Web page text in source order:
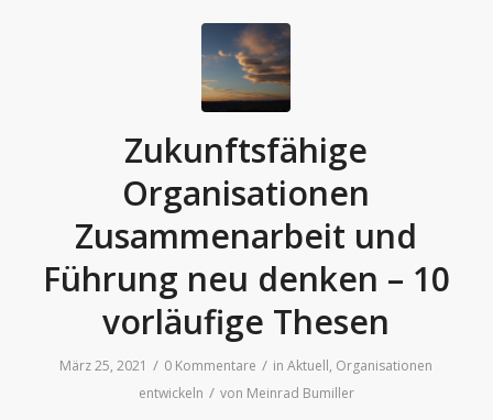
Zukunftsfähige
Organisationen
Zusammenarbeit und
Führung neu denken – 10
vorläufige Thesen
März 25, 2021 / 0 Kommentare / inAktuell, Organisationen
entwickeln / von Meinrad Bumiller